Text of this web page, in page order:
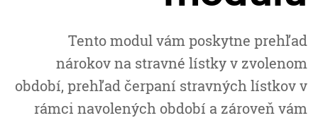
Tento modul vám poskytne prehľad
nárokov na stravné lístky v zvolenom
období, prehľad čerpaní stravných lístkov v
rámci navolených období a zároveň vám